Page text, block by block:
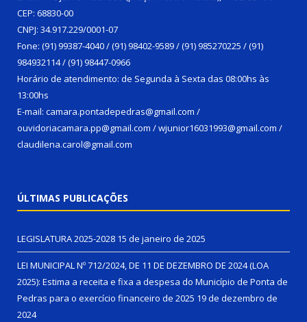
CEP: 68830-00
CNPJ: 34.917.229/0001-07
Fone: (91) 99387-4040 / (91) 98402-9589 / (91) 985270225 / (91)
984932114 / (91) 98447-0966
Horário de atendimento: de Segunda à Sexta das 08:00hs às
13:00hs
E-mail: camara.pontadepedras@gmail.com /
ouvidoriacamara.pp@gmail.com / wjunior16031993@gmail.com /
claudilena.carol@gmail.com
ÚLTIMAS PUBLICAÇÕES
LEGISLATURA 2025-2028 15 de janeiro de 2025
LEI MUNICIPAL Nº 712/2024, DE 11 DE DEZEMBRO DE 2024 (LOA
2025): Estima a receita e fixa a despesa do Município de Ponta de
Pedras para o exercício financeiro de 2025 19 de dezembro de
2024